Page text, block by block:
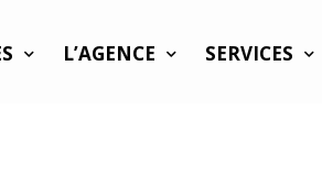
L’AGENCE SERVICES